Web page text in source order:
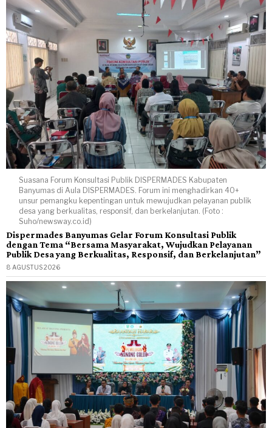
Suasana Forum Konsultasi Publik DISPERMADES Kabupaten
Banyumas di Aula DISPERMADES. Forum ini menghadirkan 40+
unsur pemangku kepentingan untuk mewujudkan pelayanan publik
desa yang berkualitas, responsif, dan berkelanjutan. (Foto :
Suho/newsway.co.id)
Dispermades Banyumas Gelar Forum Konsultasi Publik
dengan Tema “Bersama Masyarakat, Wujudkan Pelayanan
Publik Desa yang Berkualitas, Responsif, dan Berkelanjutan”
8 AGUSTUS 2026